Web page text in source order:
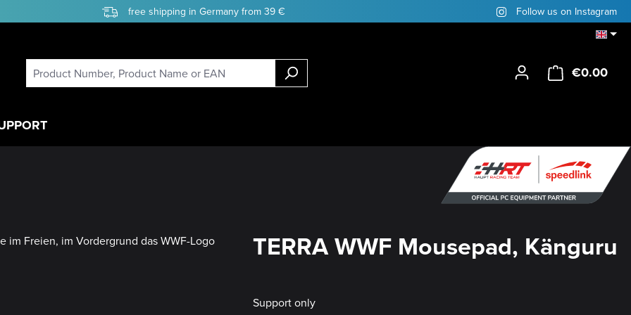
free shipping in Germany from 39 € Follow us on Instagram
€0.00
TERRA WWF Mousepad, Känguru
Support only